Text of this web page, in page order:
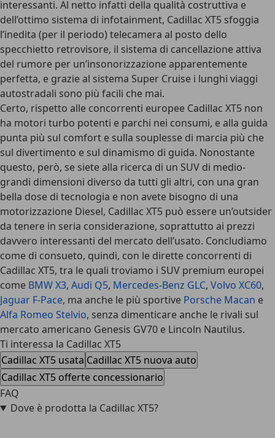
interessanti. Al netto infatti della qualità costruttiva e
dell’ottimo sistema di infotainment, Cadillac XT5 sfoggia
l’inedita (per il periodo) telecamera al posto dello
specchietto retrovisore, il sistema di cancellazione attiva
del rumore per un’insonorizzazione apparentemente
perfetta, e grazie al sistema Super Cruise i lunghi viaggi
autostradali sono più facili che mai.
Certo, rispetto alle concorrenti europee Cadillac XT5 non
ha motori turbo potenti e parchi nei consumi, e alla guida
punta più sul comfort e sulla souplesse di marcia più che
sul divertimento e sul dinamismo di guida. Nonostante
questo, però, se siete alla ricerca di un SUV di medio-
grandi dimensioni diverso da tutti gli altri, con una gran
bella dose di tecnologia e non avete bisogno di una
motorizzazione Diesel, Cadillac XT5 può essere un’outsider
da tenere in seria considerazione, soprattutto ai prezzi
davvero interessanti del mercato dell’usato. Concludiamo
come di consueto, quindi, con le dirette concorrenti di
Cadillac XT5, tra le quali troviamo i SUV premium europei
come BMW X3, Audi Q5, Mercedes-Benz GLC, Volvo XC60,
Jaguar F-Pace, ma anche le più sportive Porsche Macan e
Alfa Romeo Stelvio, senza dimenticare anche le rivali sul
mercato americano Genesis GV70 e Lincoln Nautilus.
Ti interessa la Cadillac XT5
Cadillac XT5 usata Cadillac XT5 nuova auto
Cadillac XT5 offerte concessionario
FAQ
Dove è prodotta la Cadillac XT5?